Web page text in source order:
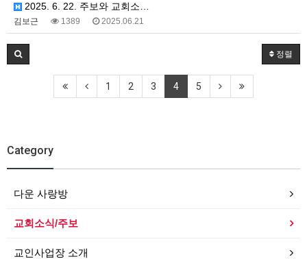
2025. 6. 22. 주보와 교회소…
김보근 1389 2025.06.21
정렬
1 2 3 4 5
Category
다운 사랑방
교회소식/주보
교인사업장 소개